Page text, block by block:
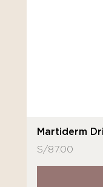
Martiderm
S/87.00